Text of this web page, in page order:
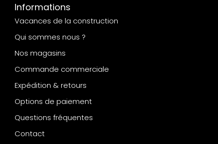
Informations
Vacances de la construction
Qui sommes nous ?
Nos magasins
Commande commerciale
Expédition & retours
Options de paiement
Questions fréquentes
Contact